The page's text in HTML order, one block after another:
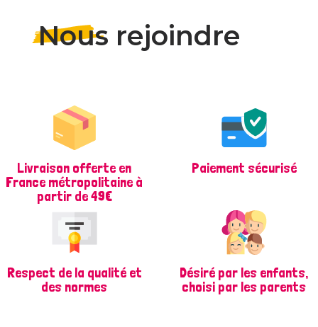
Nous rejoindre
Livraison offerte en
France métropolitaine à
partir de 49€
Paiement sécurisé
Respect de la qualité et
des normes
Désiré par les enfants,
choisi par les parents